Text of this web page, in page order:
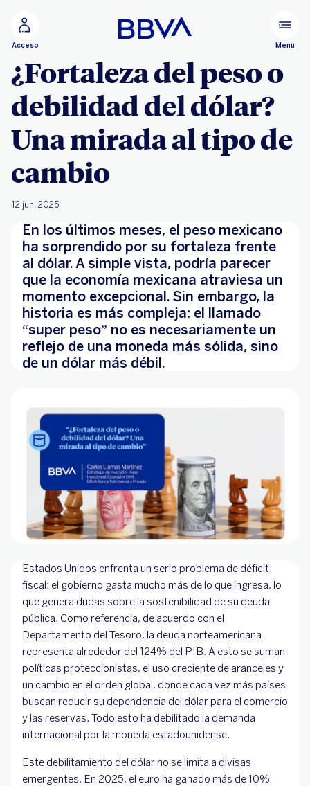
Acceso Menú
¿Fortaleza del peso o
debilidad del dólar?
Una mirada al tipo de
cambio
12 jun. 2025
En los últimos meses, el peso mexicano
ha sorprendido por su fortaleza frente
al dólar. A simple vista, podría parecer
que la economía mexicana atraviesa un
momento excepcional. Sin embargo, la
historia es más compleja: el llamado
“super peso” no es necesariamente un
reflejo de una moneda más sólida, sino
de un dólar más débil.
Estados Unidos enfrenta un serio problema de déficit
fiscal: el gobierno gasta mucho más de lo que ingresa, lo
que genera dudas sobre la sostenibilidad de su deuda
pública. Como referencia, de acuerdo con el
Departamento del Tesoro, la deuda norteamericana
representa alrededor del 124% del PIB. A esto se suman
políticas proteccionistas, el uso creciente de aranceles y
un cambio en el orden global, donde cada vez más países
buscan reducir su dependencia del dólar para el comercio
y las reservas. Todo esto ha debilitado la demanda
internacional por la moneda estadounidense.
Este debilitamiento del dólar no se limita a divisas
emergentes. En 2025, el euro ha ganado más de 10%